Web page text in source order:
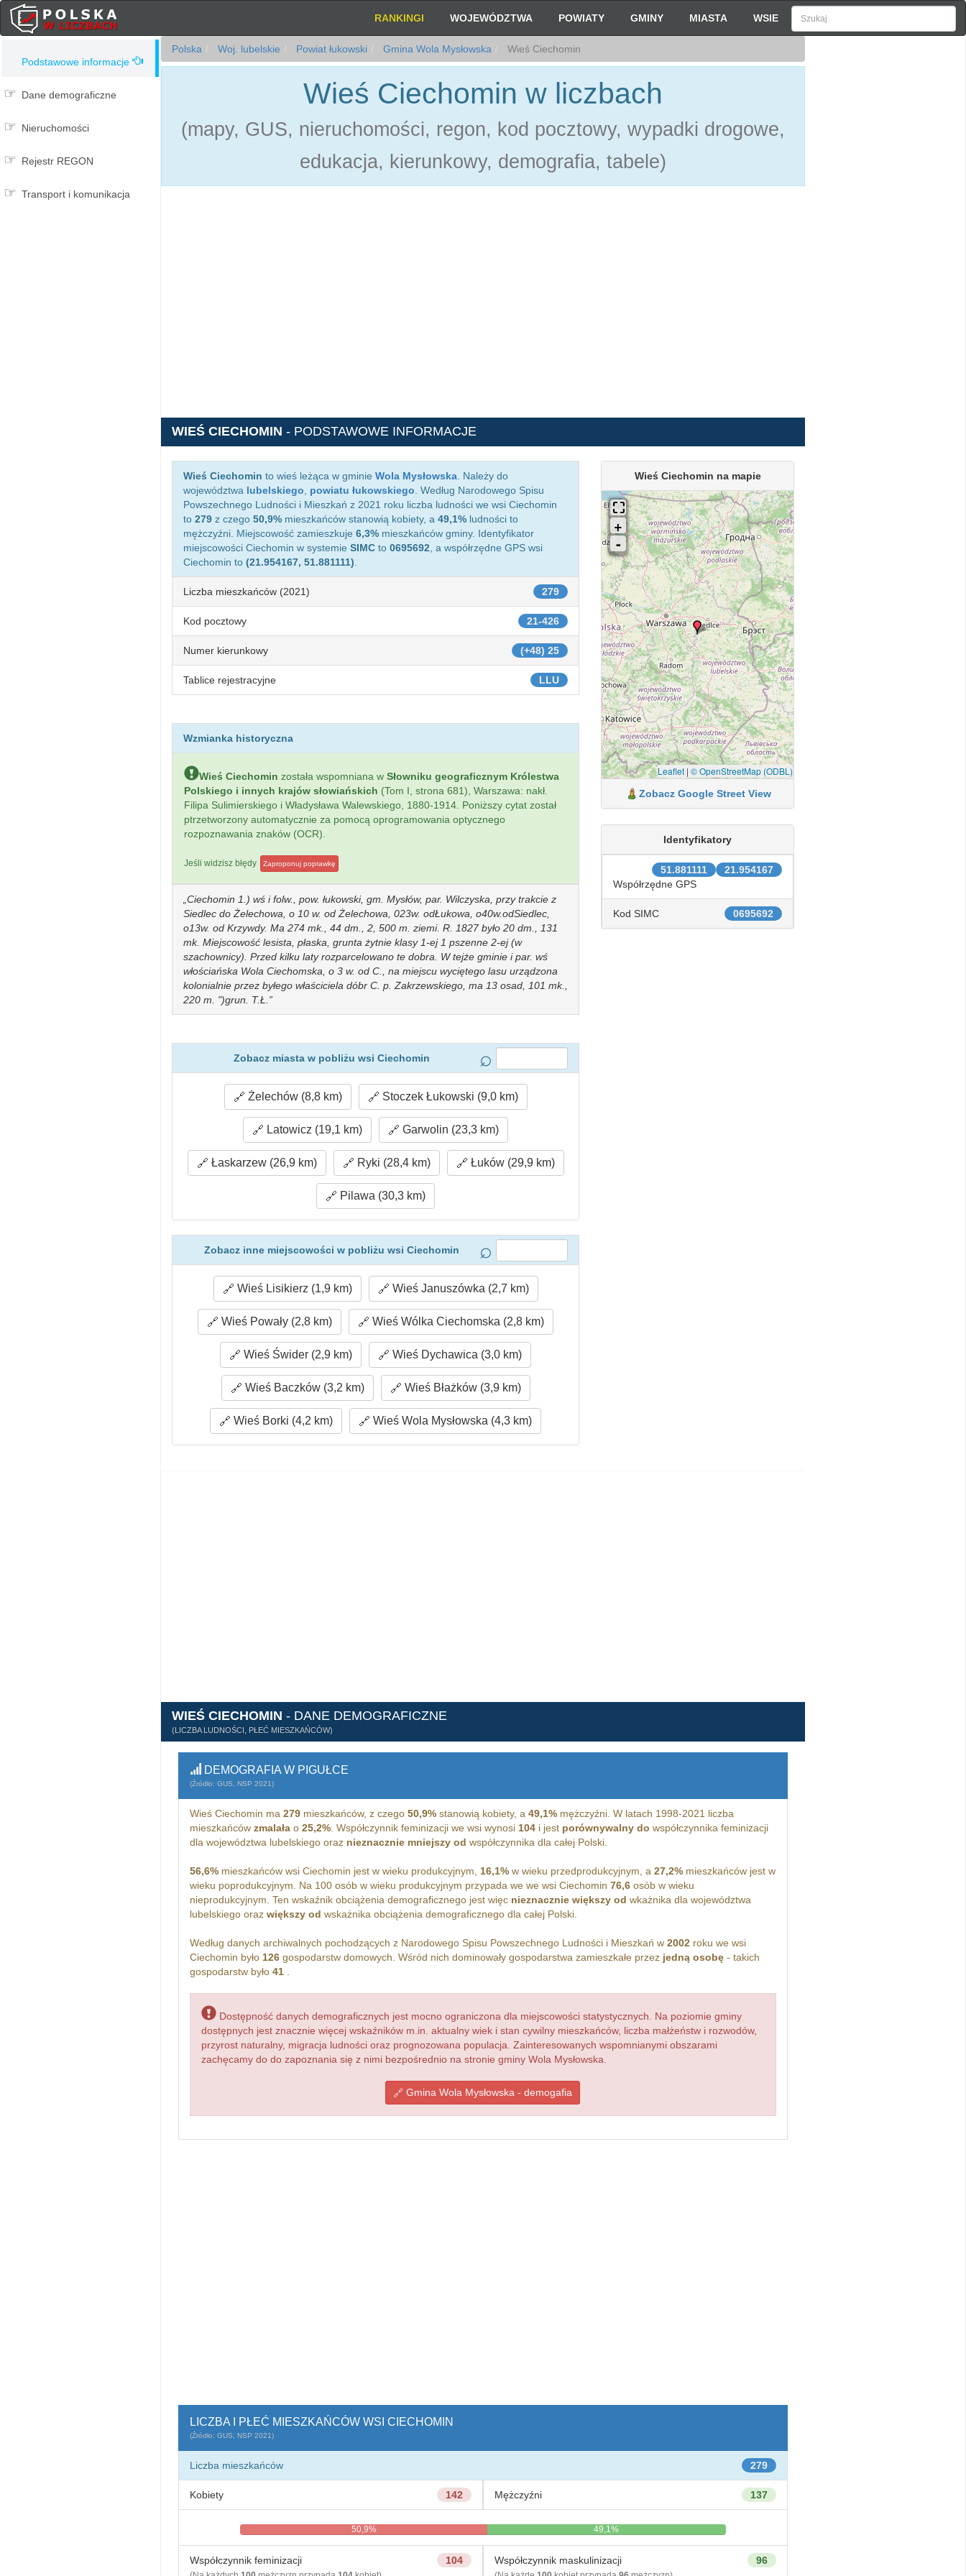
RANKINGI WOJEWÓDZTWA POWIATY GMINY MIASTA WSIE
Podstawowe informacje
Dane demograficzne
Nieruchomości
Rejestr REGON
Transport i komunikacja
Polska Woj. lubelskie Powiat łukowski Gmina Wola Mysłowska Wieś Ciechomin
Wieś Ciechomin w liczbach
(mapy, GUS, nieruchomości, regon, kod pocztowy, wypadki drogowe,
edukacja, kierunkowy, demografia, tabele)
WIEŚ CIECHOMIN - PODSTAWOWE INFORMACJE
Wieś Ciechomin to wieś leżąca w gminie Wola Mysłowska . Należy do
województwa lubelskiego powiatu łukowskiego . Według Narodowego Spisu
Powszechnego Ludności i Mieszkań z 2021 roku liczba ludności we wsi Ciechomin
to 279 z czego 50,9% mieszkańców stanowią kobiety, a 49,1% ludności to
mężczyźni. Miejscowość zamieszkuje 6,3% mieszkańców gminy. Identyfikator
miejscowości Ciechomin w systemie SIMC to 0695692 , a współrzędne GPS wsi
Ciechomin to (21.954167, 51.881111)
279
Liczba mieszkańców (2021)
21-426
Kod pocztowy
(+48) 25
Numer kierunkowy
LLU
Tablice rejestracyjne
Wzmianka historyczna
Wieś Ciechomin została wspomniana w Słowniku geograficznym Królestwa
Polskiego i innych krajów słowiańskich (Tom I, strona 681), Warszawa: nakł.
Filipa Sulimierskiego i Władysława Walewskiego, 1880-1914. Poniższy cytat został
ptrzetworzony automatycznie za pomocą oprogramowania optycznego
rozpoznawania znaków (OCR).
Jeśli widzisz błędy Zaproponuj poprawkę
Ciechomin 1.) wś i folw., pow. łukowski, gm. Mysłów, par. Wilczyska, przy trakcie z
Siedlec do Żelechowa, o 10 w. od Żelechowa, 023w. odŁukowa, o40w.odSiedlec,
o13w. od Krzywdy. Ma 274 mk., 44 dm., 2, 500 m. ziemi. R. 1827 było 20 dm., 131
mk. Miejscowość lesista, płaska, grunta żytnie klasy 1-ej 1 pszenne 2-ej (w
szachownicy). Przed kilku laty rozparcelowano te dobra. W tejże gminie i par. wś
włościańska Wola Ciechomska, o 3 w. od C., na miejscu wyciętego lasu urządzona
kolonialnie przez byłego właściciela dóbr C. p. Zakrzewskiego, ma 13 osad, 101 mk.,
220 m. ")grun. T.Ł.
Zobacz miasta w pobliżu wsi Ciechomin
Żelechów (8,8 km) Stoczek Łukowski (9,0 km)
Latowicz (19,1 km) Garwolin (23,3 km)
Łaskarzew (26,9 km) Ryki (28,4 km) Łuków (29,9 km)
Pilawa (30,3 km)
Zobacz inne miejscowości w pobliżu wsi Ciechomin
Wieś Lisikierz (1,9 km) Wieś Januszówka (2,7 km)
Wieś Powały (2,8 km) Wieś Wólka Ciechomska (2,8 km)
Wieś Świder (2,9 km) Wieś Dychawica (3,0 km)
Wieś Baczków (3,2 km) Wieś Błażków (3,9 km)
Wieś Borki (4,2 km) Wieś Wola Mysłowska (4,3 km)
Wieś Ciechomin na mapie
Leaflet| © OpenStreetMap (ODBL)
Zobacz Google Street View
Identyfikatory
21.954167
51.881111
Współrzędne GPS
0695692
Kod SIMC
WIEŚ CIECHOMIN - DANE DEMOGRAFICZNE
(LICZBA LUDNOŚCI, PŁEĆ MIESZKAŃCÓW)
DEMOGRAFIA W PIGUŁCE
(Źródło: GUS, NSP 2021)
Wieś Ciechomin ma 279mieszkańców, z czego 50,9%stanowią kobiety, a 49,1%mężczyźni. W latach 1998-2021 liczba
mieszkańców zmalałao 25,2%. Współczynnik feminizacji we wsi wynosi 104i jest porównywalny do współczynnika feminizacji
dla województwa lubelskiego oraz nieznacznie mniejszy od współczynnika dla całej Polski.
56,6%mieszkańców wsi Ciechomin jest w wieku produkcyjnym, 16,1%w wieku przedprodukcyjnym, a 27,2%mieszkańców jest w
wieku poprodukcyjnym. Na 100 osób w wieku produkcyjnym przypada we we wsi Ciechomin 76,6osób w wieku
nieprodukcyjnym. Ten wskaźnik obciążenia demograficznego jest więc nieznacznie większy od wkażnika dla województwa
lubelskiego oraz większy od wskażnika obciążenia demograficznego dla całej Polski.
Według danych archiwalnych pochodzących z Narodowego Spisu Powszechnego Ludności i Mieszkań w 2002roku we wsi
Ciechomin było 126gospodarstw domowych. Wśród nich dominowały gospodarstwa zamieszkałe przez jedną osobę- takich
gospodarstw było 41.
Dostępność danych demograficznych jest mocno ograniczona dla miejscowości statystycznych. Na poziomie gminy
dostępnych jest znacznie więcej wskaźników m.in. aktualny wiek i stan cywilny mieszkańców, liczba małżeństw i rozwodów,
przyrost naturalny, migracja ludności oraz prognozowana populacja. Zainteresowanych wspomnianymi obszarami
zachęcamy do do zapoznania się z nimi bezpośrednio na stronie gminy Wola Mysłowska.
Gmina Wola Mysłowska - demogafia
LICZBA I PŁEĆ MIESZKAŃCÓW WSI CIECHOMIN
(Źródło: GUS, NSP 2021)
279
Liczba mieszkańców
142
Kobiety 137
Mężczyźni
50,9% 49,1%
104
Współczynnik feminizacji 96
Współczynnik maskulinizacji